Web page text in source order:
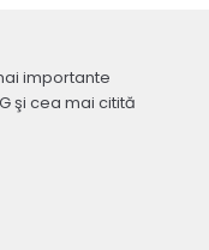
importante
şi cea mai citită